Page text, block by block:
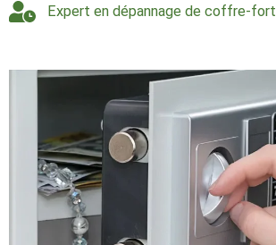
Expert en dépannage de coffre-